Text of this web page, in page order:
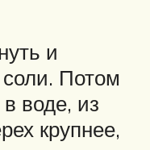
и
Потом
воде, из
крупнее,